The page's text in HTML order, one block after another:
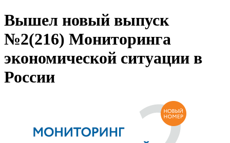
Вышел новый выпуск
№2(216) Мониторинга
экономической ситуации в
России